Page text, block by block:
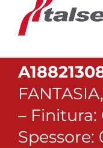
– Finitura: